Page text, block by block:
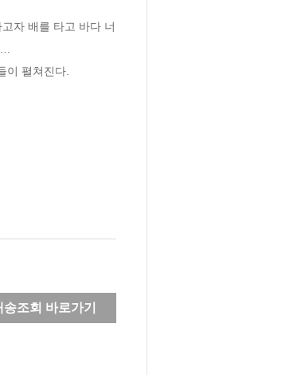
자 배를 타고 바다 너
이 펼쳐진다.
조회 바로가기